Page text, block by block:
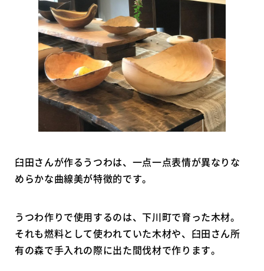
臼田さんが作るうつわは、一点一点表情が異なりな
めらかな曲線美が特徴的です。
うつわ作りで使用するのは、下川町で育った木材。
それも燃料として使われていた木材や、臼田さん所
有の森で手入れの際に出た間伐材で作ります。